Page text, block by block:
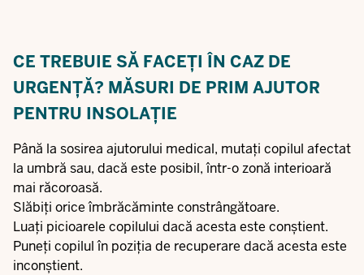
CE TREBUIE SĂ FACEȚI ÎN CAZ DE
URGENȚĂ? MĂSURI DE PRIM AJUTOR
PENTRU INSOLAȚIE
Până la sosirea ajutorului medical, mutați copilul afectat
la umbră sau, dacă este posibil, într-o zonă interioară
mai răcoroasă.
Slăbiți orice îmbrăcăminte constrângătoare.
Luați picioarele copilului dacă acesta este conștient.
Puneți copilul în poziția de recuperare dacă acesta este
inconștient.